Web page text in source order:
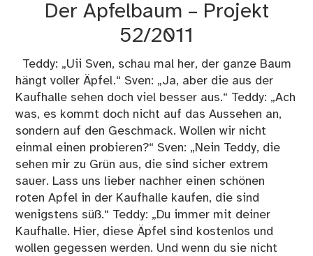
Der Apfelbaum – Projekt
52/2011
Teddy: „Uii Sven, schau mal her, der ganze Baum
hängt voller Äpfel.“ Sven: „Ja, aber die aus der
Kaufhalle sehen doch viel besser aus.“ Teddy: „Ach
was, es kommt doch nicht auf das Aussehen an,
sondern auf den Geschmack. Wollen wir nicht
einmal einen probieren?“ Sven: „Nein Teddy, die
sehen mir zu Grün aus, die sind sicher extrem
sauer. Lass uns lieber nachher einen schönen
roten Apfel in der Kaufhalle kaufen, die sind
wenigstens süß.“ Teddy: „Du immer mit deiner
Kaufhalle. Hier, diese Äpfel sind kostenlos und
wollen gegessen werden. Und wenn du sie nicht